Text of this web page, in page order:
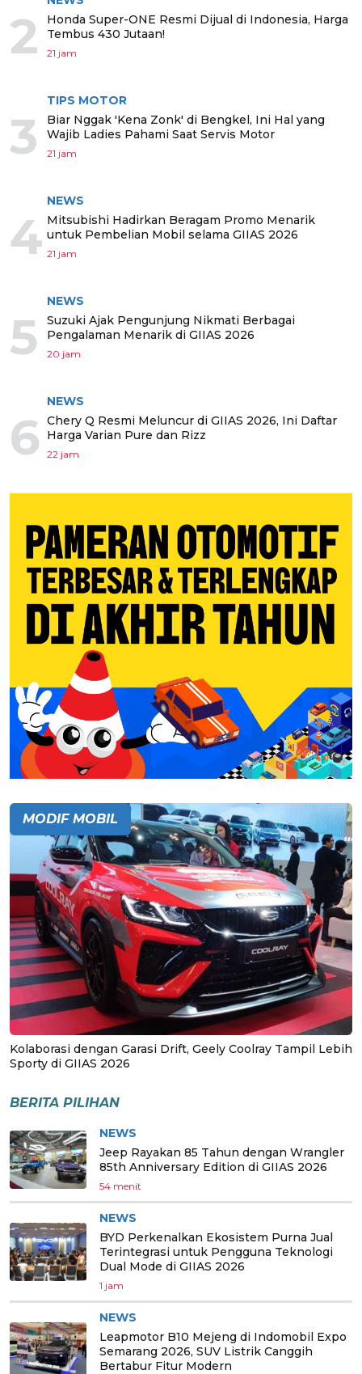
2
Honda Super-ONE Resmi Dijual di Indonesia, Harga
Tembus 430 Jutaan!
21 jam
3
TIPS MOTOR
Biar Nggak 'Kena Zonk' di Bengkel, Ini Hal yang
Wajib Ladies Pahami Saat Servis Motor
21 jam
4
NEWS
Mitsubishi Hadirkan Beragam Promo Menarik
untuk Pembelian Mobil selama GIIAS 2026
21 jam
5
NEWS
Suzuki Ajak Pengunjung Nikmati Berbagai
Pengalaman Menarik di GIIAS 2026
20 jam
6
NEWS
Chery Q Resmi Meluncur di GIIAS 2026, Ini Daftar
Harga Varian Pure dan Rizz
22 jam
MODIF MOBIL
Kolaborasi dengan Garasi Drift, Geely Coolray Tampil Lebih
Sporty di GIIAS 2026
BERITA PILIHAN
NEWS
Jeep Rayakan 85 Tahun dengan Wrangler
85th Anniversary Edition di GIIAS 2026
54 menit
NEWS
BYD Perkenalkan Ekosistem Purna Jual
Terintegrasi untuk Pengguna Teknologi
Dual Mode di GIIAS 2026
1 jam
NEWS
Leapmotor B10 Mejeng di Indomobil Expo
Semarang 2026, SUV Listrik Canggih
Bertabur Fitur Modern